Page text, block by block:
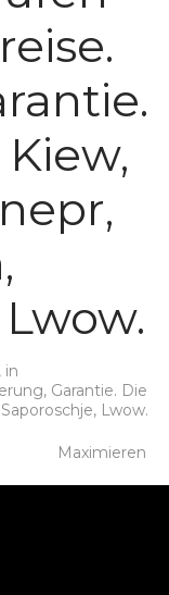
in
Garantie. Die
Lwow.
Maximieren